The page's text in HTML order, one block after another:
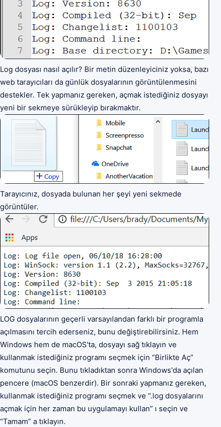
Log dosyası nasıl açılır? Bir metin düzenleyiciniz yoksa, bazı
web tarayıcıları da günlük dosyalarının görüntülenmesini
destekler. Tek yapmanız gereken, açmak istediğiniz dosyayı
yeni bir sekmeye sürükleyip bırakmaktır.
Tarayıcınız, dosyada bulunan her şeyi yeni sekmede
görüntüler.
LOG dosyalarının geçerli varsayılandan farklı bir programla
açılmasını tercih ederseniz, bunu değiştirebilirsiniz. Hem
Windows hem de macOS'ta, dosyayı sağ tıklayın ve
kullanmak istediğiniz programı seçmek için “Birlikte Aç”
komutunu seçin. Bunu tıkladıktan sonra Windows'da açılan
pencere (macOS benzerdir). Bir sonraki yapmanız gereken,
kullanmak istediğiniz programı seçmek ve “.log dosyalarını
açmak için her zaman bu uygulamayı kullan” ı seçin ve
“Tamam” a tıklayın.